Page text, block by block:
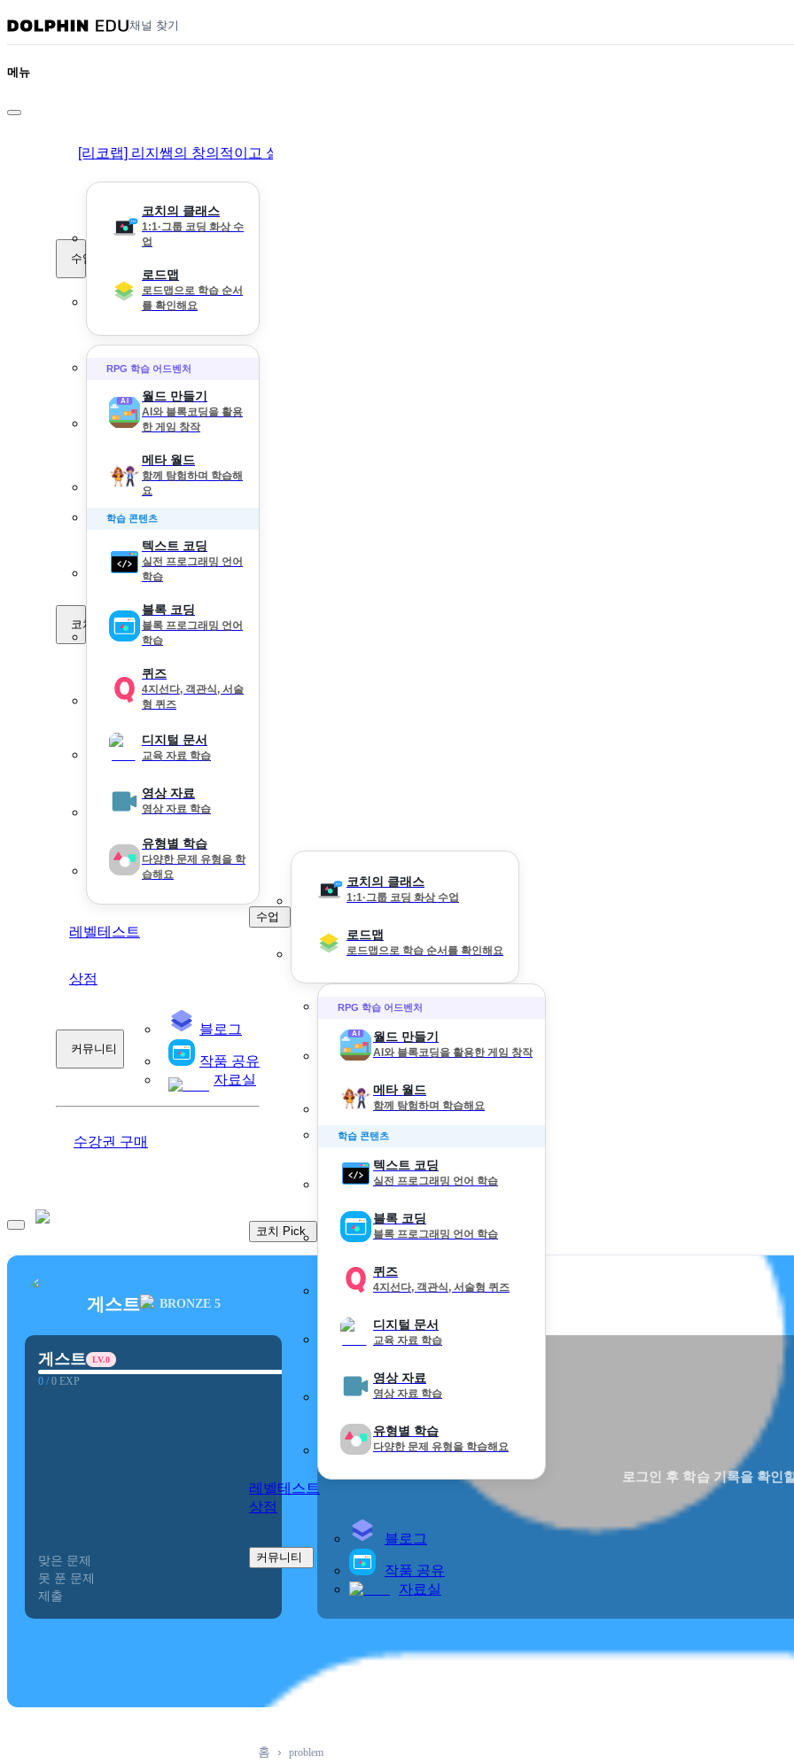
채널 찾기
메뉴
[리코랩] 리지쌤의 창의적이고 실험적인 코딩랩 라운지
수업
코치의 클래스
1:1·그룹 코딩 화상 수
업
로드맵
로드맵으로 학습 순서
를 확인해요
코치 Pick
RPG 학습 어드벤처
월드 만들기
AI와 블록코딩을 활용
한 게임 창작
메타 월드
함께 탐험하며 학습해
요
학습 콘텐츠
텍스트 코딩
실전 프로그래밍 언어
학습
블록 코딩
블록 프로그래밍 언어
학습
퀴즈
4지선다, 객관식, 서술
형 퀴즈
디지털 문서
교육 자료 학습
영상 자료
영상 자료 학습
유형별 학습
다양한 문제 유형을 학
습해요
레벨테스트
상점
커뮤니티
블로그
작품 공유
자료실
수강권 구매
수업
코치의 클래스
1:1·그룹 코딩 화상 수업
로드맵
로드맵으로 학습 순서를 확인해요
코치 Pick
RPG 학습 어드벤처
월드 만들기
AI와 블록코딩을 활용한 게임 창작
메타 월드
함께 탐험하며 학습해요
학습 콘텐츠
텍스트 코딩
실전 프로그래밍 언어 학습
블록 코딩
블록 프로그래밍 언어 학습
퀴즈
4지선다, 객관식, 서술형 퀴즈
디지털 문서
교육 자료 학습
영상 자료
영상 자료 학습
유형별 학습
다양한 문제 유형을 학습해요
레벨테스트
상점
커뮤니티
블로그
작품 공유
자료실
게스트 BRONZE 5
게스트 LV.0
0 / 0 EXP
맞은 문제
0
못 푼 문제
제출
로그인 후 학습 기록을 확인
홈 problem